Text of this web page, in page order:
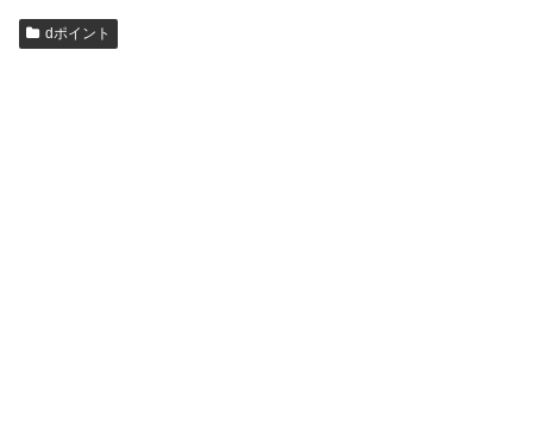
dポイント